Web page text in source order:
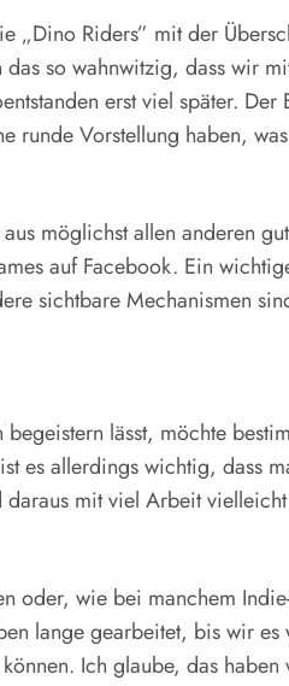
„Dino Riders” mit der
so wahnwitzig, dass wir
erst viel später.
runde Vorstellung haben,
möglichst allen anderen
auf Facebook. Ein
sichtbare Mechanismen
lässt, möchte
es allerdings wichtig, dass
mit viel Arbeit
oder, wie bei manchem
lange gearbeitet, bis wir
Ich glaube, das